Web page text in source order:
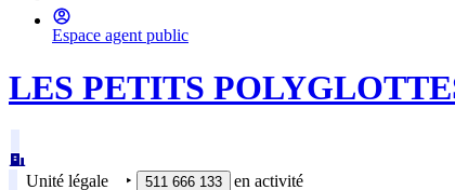
Espace agent public
LES PETITS
Unité légale ‣ 511 666 133
en activité